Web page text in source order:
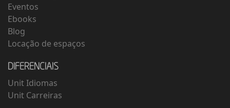
Eventos
Ebooks
Blog
Locação de espaços
DIFERENCIAIS
Unit Idiomas
Unit Carreiras